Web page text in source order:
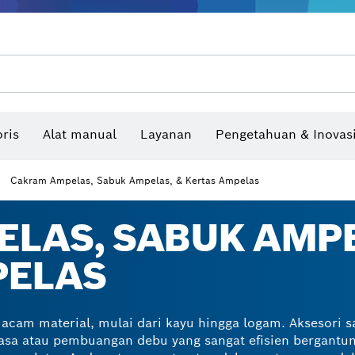
Alat manual Layanan Pengetahuan & Inovasi
Cakram Ampelas, Sabuk Ampelas, & Kertas Ampelas
SABUK
material, mulai dari kayu hingga logam. Aksesori
atau pembuangan debu yang sangat efisien